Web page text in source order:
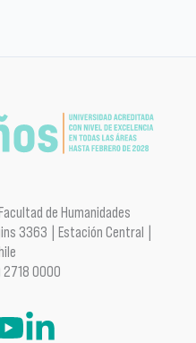
de Humanidades
3363 | Estación Central |
0000